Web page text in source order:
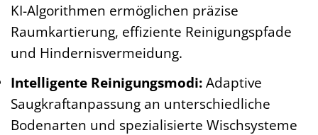
KI-Algorithmen ermöglichen präzise
Raumkartierung, effiziente Reinigungspfade
und Hindernisvermeidung.
Intelligente Reinigungsmodi:Adaptive
Saugkraftanpassung an unterschiedliche
Bodenarten und spezialisierte Wischsysteme